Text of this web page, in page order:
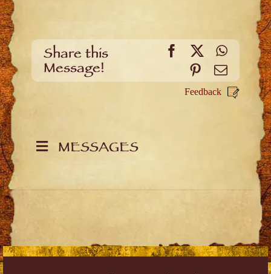
Share this
Message!
Facebook
X
PinterestEmail
Feedback
MESSAGES